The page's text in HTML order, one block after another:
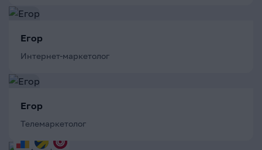
Егор
Интернет-маркетолог
Егор
Телемаркетолог